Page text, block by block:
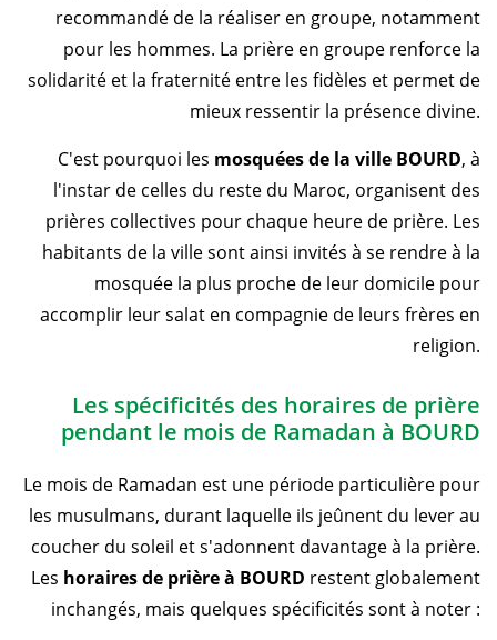
recommandé de la réaliser en groupe, notamment
pour les hommes. La prière en groupe renforce la
solidarité et la fraternité entre les fidèles et permet de
mieux ressentir la présence divine.
C'est pourquoi les mosquées de la ville BOURD, à
l'instar de celles du reste du Maroc, organisent des
prières collectives pour chaque heure de prière. Les
habitants de la ville sont ainsi invités à se rendre à la
mosquée la plus proche de leur domicile pour
accomplir leur salat en compagnie de leurs frères en
religion.
Les spécificités des horaires de prière
pendant le mois de Ramadan à BOURD
Le mois de Ramadan est une période particulière pour
les musulmans, durant laquelle ils jeûnent du lever au
coucher du soleil et s'adonnent davantage à la prière.
Les horaires de prière à BOURD restent globalement
inchangés, mais quelques spécificités sont à noter :